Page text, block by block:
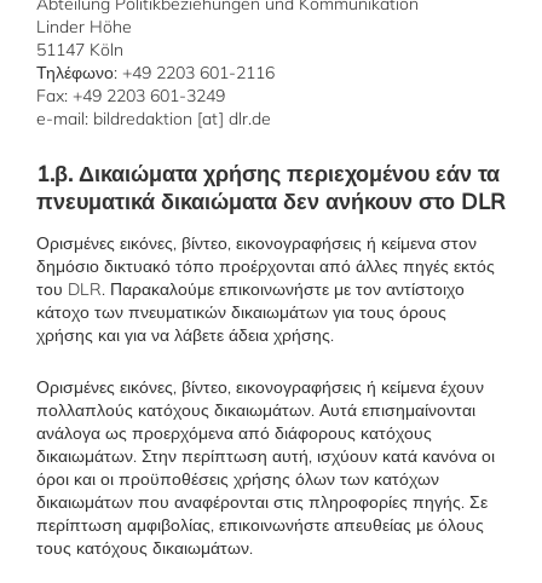
Linder Höhe
51147 Köln
Τηλέφωνο: +49 2203 601-2116
Fax: +49 2203 601-3249
e-mail: bildredaktion [at] dlr.de
1.β. Δικαιώματα χρήσης περιεχομένου εάν τα
πνευματικά δικαιώματα δεν ανήκουν στο DLR
Ορισμένες εικόνες, βίντεο, εικονογραφήσεις ή κείμενα στον
δημόσιο δικτυακό τόπο προέρχονται από άλλες πηγές εκτός
του DLR. Παρακαλούμε επικοινωνήστε με τον αντίστοιχο
κάτοχο των πνευματικών δικαιωμάτων για τους όρους
χρήσης και για να λάβετε άδεια χρήσης.
Ορισμένες εικόνες, βίντεο, εικονογραφήσεις ή κείμενα έχουν
πολλαπλούς κατόχους δικαιωμάτων. Αυτά επισημαίνονται
ανάλογα ως προερχόμενα από διάφορους κατόχους
δικαιωμάτων. Στην περίπτωση αυτή, ισχύουν κατά κανόνα οι
όροι και οι προϋποθέσεις χρήσης όλων των κατόχων
δικαιωμάτων που αναφέρονται στις πληροφορίες πηγής. Σε
περίπτωση αμφιβολίας, επικοινωνήστε απευθείας με όλους
τους κατόχους δικαιωμάτων.